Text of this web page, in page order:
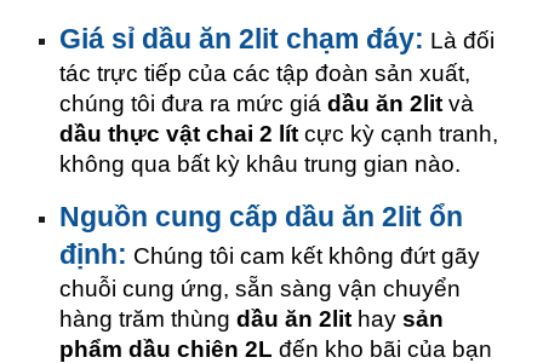
Giá sỉ dầu ăn 2lit chạm đáy: Là đối
tác trực tiếp của các tập đoàn sản xuất,
chúng tôi đưa ra mức giádầu ăn 2lit và
dầu thực vật chai 2 lít cực kỳ cạnh tranh,
không qua bất kỳ khâu trung gian nào.
Nguồn cung cấp dầu ăn 2lit ổn
định: Chúng tôi cam kết không đứt gãy
chuỗi cung ứng, sẵn sàng vận chuyển
hàng trăm thùngdầu ăn 2lit haysản
phẩm dầu chiên 2L đến kho bãi của bạn